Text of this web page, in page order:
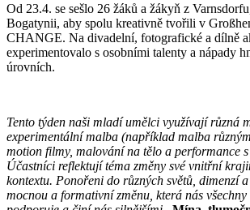
Od 23.4. se sešlo 26 žáků a žákyň z
Bogatynii, aby spolu kreativně tvořili v
CHANGE. Na divadelní, fotografické a dílně
experimentovalo s osobními talenty a nápady
úrovních.
Tento týden naši mladí umělci využívají různá
experimentální malba (například malba
motion filmy, malování na tělo a performance
Účastníci reflektují téma změny své vnitřní
kontextu. Ponořeni do různých světů, dimenzí
mocnou a formativní změnu, která nás všechny